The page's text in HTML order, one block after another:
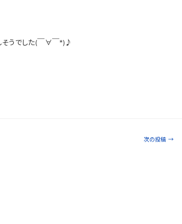
そうでした(￣∀￣*)♪
次の投稿 →